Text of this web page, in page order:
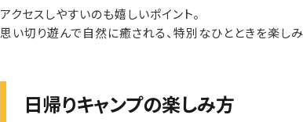
アクセスしやすいのも嬉しいポイント。
思い切り遊んで自然に癒される、特別なひとときを楽し
日帰りキャンプの楽しみ方